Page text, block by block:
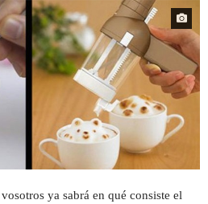
ya sabrá en qué consiste el